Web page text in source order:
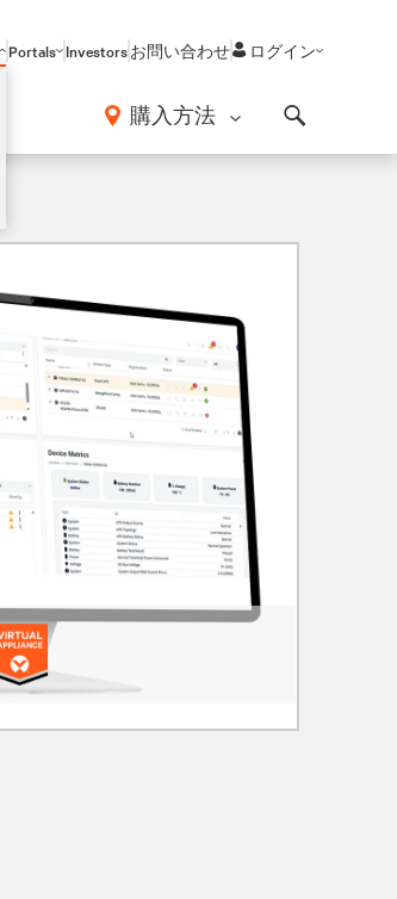
Portals Investorsお問い合わせ ログイン
購入方法